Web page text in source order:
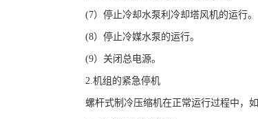
(7）停止冷却水泵利冷却塔风机的运行。
(8）停止冷媒水泵的运行。
(9）关闭总电源。
2.机组的紧急停机
螺杆式制冷压缩机在正常运行过程中，